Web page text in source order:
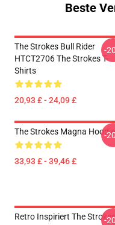
Beste
The Strokes Bull Rider
HTCT2706 The Strokes T-
Shirts
20,93 £ - 24,09 £
-
The Strokes Magna Hoodie
33,93 £ - 39,46 £
-
Retro Inspiriert The Strokes
-